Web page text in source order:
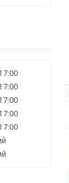
17:00
17:00
17:00
17:00
17:00